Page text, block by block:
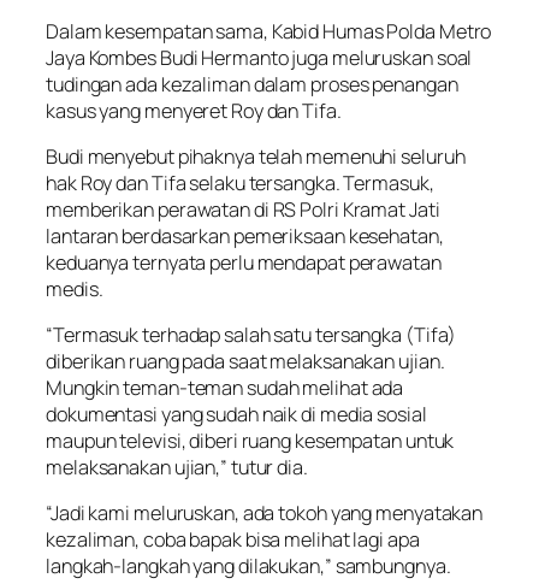
Dalam kesempatan sama, Kabid Humas Polda Metro
Jaya Kombes Budi Hermanto juga meluruskan soal
tudingan ada kezaliman dalam proses penangan
kasus yang menyeret Roy dan Tifa.
Budi menyebut pihaknya telah memenuhi seluruh
hak Roy dan Tifa selaku tersangka. Termasuk,
memberikan perawatan di RS Polri Kramat Jati
lantaran berdasarkan pemeriksaan kesehatan,
keduanya ternyata perlu mendapat perawatan
medis.
“Termasuk terhadap salah satu tersangka (Tifa)
diberikan ruang pada saat melaksanakan ujian.
Mungkin teman-teman sudah melihat ada
dokumentasi yang sudah naik di media sosial
maupun televisi, diberi ruang kesempatan untuk
melaksanakan ujian,” tutur dia.
“Jadi kami meluruskan, ada tokoh yang menyatakan
kezaliman, coba bapak bisa melihat lagi apa
langkah-langkah yang dilakukan,” sambungnya.